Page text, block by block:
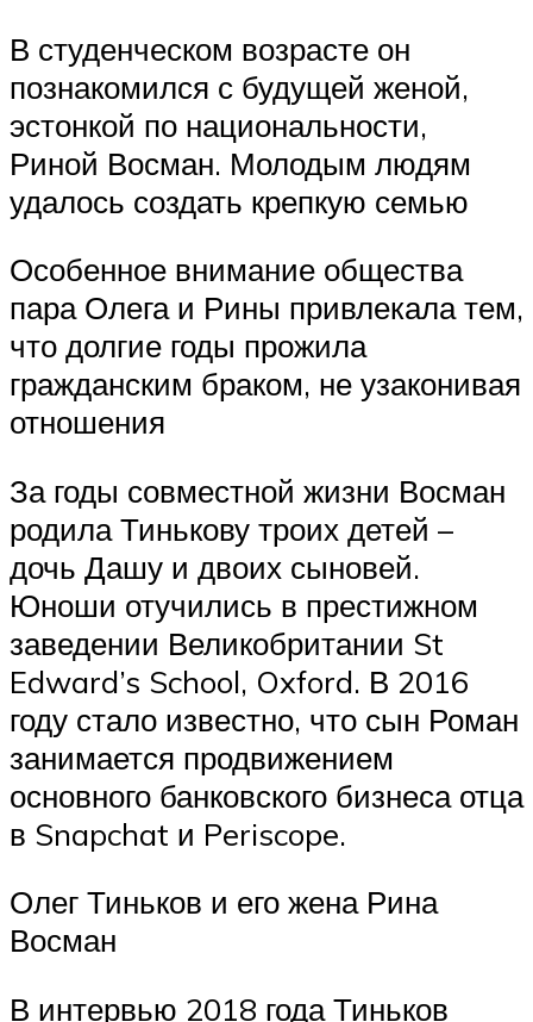
В студенческом возрасте он
познакомился с будущей женой,
эстонкой по национальности,
Риной Восман. Молодым людям
удалось создать крепкую семью
Особенное внимание общества
пара Олега и Рины привлекала тем,
что долгие годы прожила
гражданским браком, не узаконивая
отношения
За годы совместной жизни Восман
родила Тинькову троих детей –
дочь Дашу и двоих сыновей.
Юноши отучились в престижном
заведении Великобритании St
Edward’s School, Oxford. В 2016
году стало известно, что сын Роман
занимается продвижением
основного банковского бизнеса отца
в Snapchat и Periscope.
Олег Тиньков и его жена Рина
Восман
В интервью 2018 года Тиньков